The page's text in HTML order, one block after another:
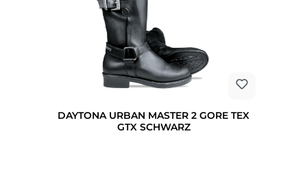
DAYTONA URBAN MASTER 2 GORE TEX
GTX SCHWARZ